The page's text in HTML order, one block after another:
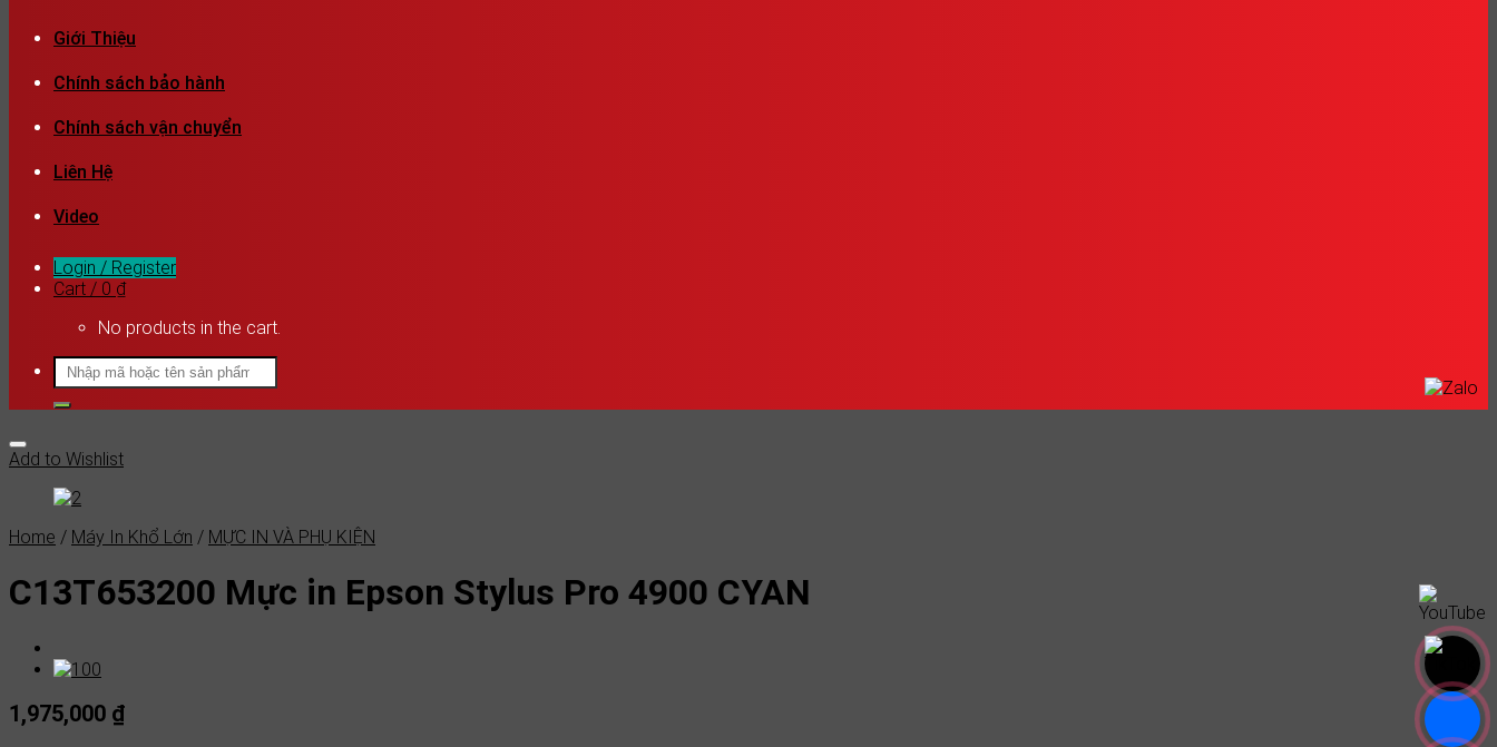
Giới Thiệu
Chính sách bảo hành
Chính sách vận chuyển
Liên Hệ
Video
Login / Register
Cart / 0 ₫
No products in the cart.
Search
for:
Add to Wishlist
Home / Máy In Khổ Lớn / MỰC IN VÀ PHỤ KIỆN
C13T653200 Mực in Epson Stylus Pro 4900 CYAN
1,975,000 ₫